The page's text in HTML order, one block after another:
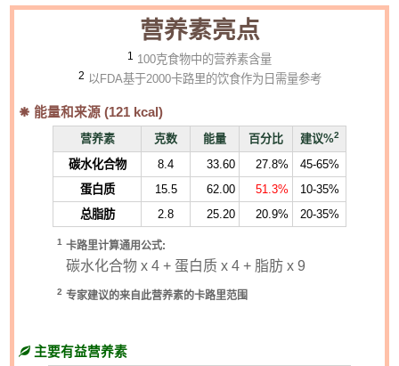
营养素亮点
1 100克食物中的营养素含量
2 以FDA基于2000卡路里的饮食作为日需量参考
能量和来源 (121 kcal)
营养素 克数 能量 百分比 建议%2
碳水化合物 8.4 33.60 27.8%
45-65%
蛋白质
15.5 62.00 51.3%
10-35%
总脂肪
2.8 25.20 20.9% 20-35%
1 卡路里计算通用公式:
碳水化合物 x 4 + 蛋白质 x 4 + 脂肪 x 9
2 专家建议的来自此营养素的卡路里范围
主要有益营养素